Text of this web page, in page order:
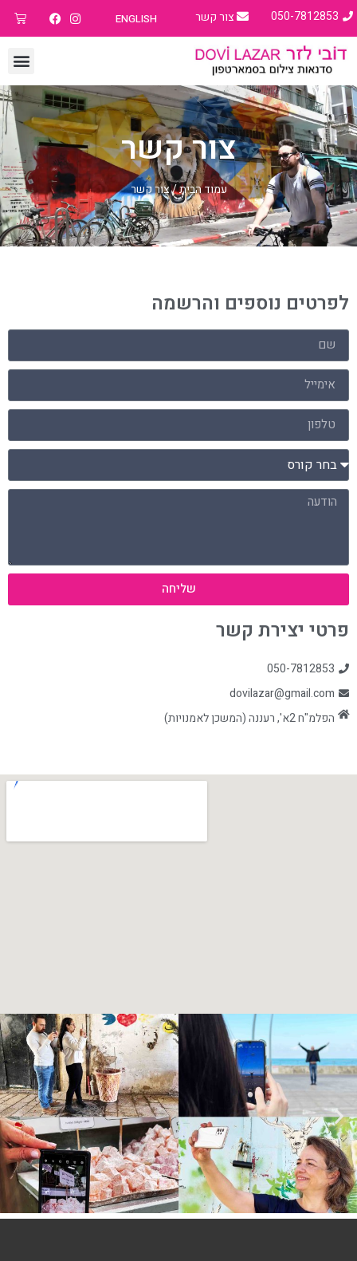
050-7812853 צור קשר ENGLISH
צור קשר
עמוד הבית/ צור קשר
לפרטים נוספים והרשמה
שליחה
פרטי יצירת קשר
050-7812853
dovilazar@gmail.com
הפלמ"ח 2א', רעננה (המשכן לאמנויות)